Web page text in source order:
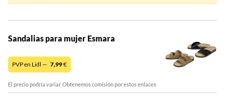
Sandalias para mujer Esmara
PVP en Lidl — 7,99€
El precio podría variar. Obtenemos comisión por estos enlaces